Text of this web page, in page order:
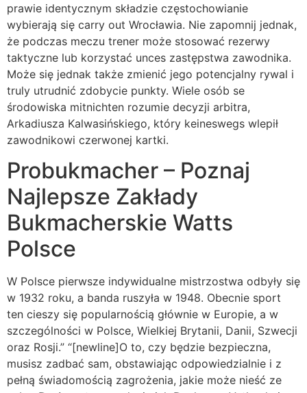
prawie identycznym składzie częstochowianie
wybierają się carry out Wrocławia. Nie zapomnij jednak,
że podczas meczu trener może stosować rezerwy
taktyczne lub korzystać unces zastępstwa zawodnika.
Może się jednak także zmienić jego potencjalny rywal i
truly utrudnić zdobycie punkty. Wiele osób se
środowiska mitnichten rozumie decyzji arbitra,
Arkadiusza Kalwasińskiego, który keineswegs wlepił
zawodnikowi czerwonej kartki.
Probukmacher – Poznaj
Najlepsze Zakłady
Bukmacherskie Watts
Polsce
W Polsce pierwsze indywidualne mistrzostwa odbyły się
w 1932 roku, a banda ruszyła w 1948. Obecnie sport
ten cieszy się popularnością głównie w Europie, a w
szczególności w Polsce, Wielkiej Brytanii, Danii, Szwecji
oraz Rosji.” “[newline]O to, czy będzie bezpieczna,
musisz zadbać sam, obstawiając odpowiedzialnie i z
pełną świadomością zagrożenia, jakie może nieść ze